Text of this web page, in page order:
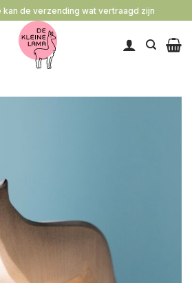
kan de verzending wat vertraagd zijn